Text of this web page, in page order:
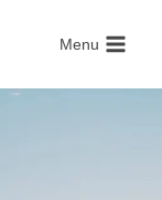
Menu